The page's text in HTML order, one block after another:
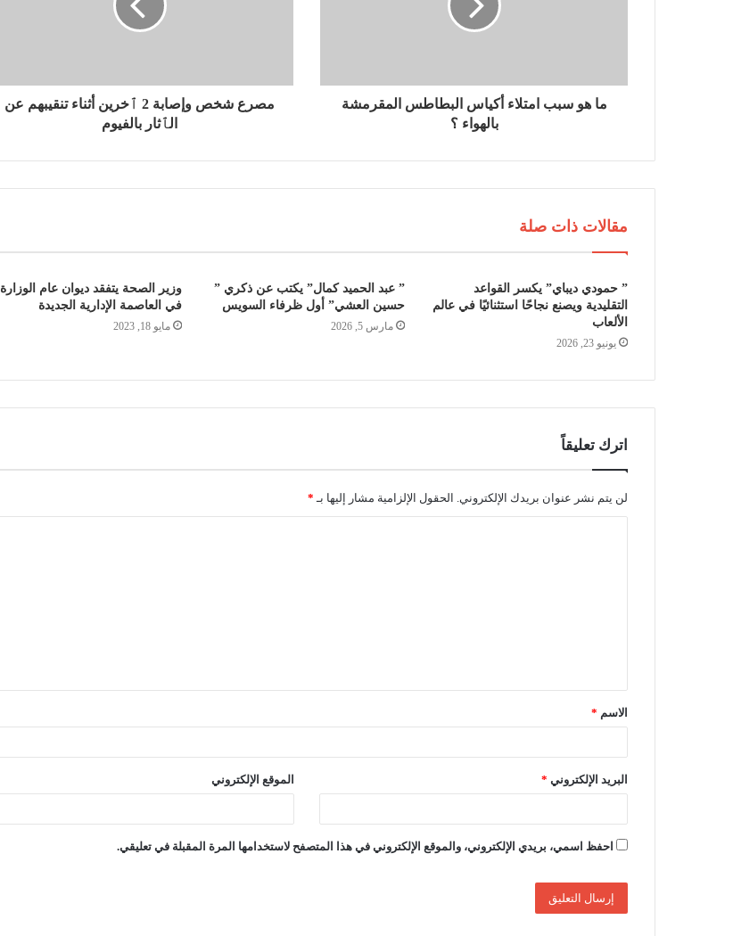
ما هو سبب امتلاء أكياس البطاطس المقرمشة
بالهواء ؟
مصرع شخص وإصابة 2 ٱخرين أثناء تنقيبهم عن
الٱثار بالفيوم
مقالات ذات صلة
” حمودي ديباي” يكسر القواعد
التقليدية ويصنع نجاحًا استثنائيًا في عالم
الألعاب
يونيو 23, 2026
” عبد الحميد كمال” يكتب عن ذكري ”
حسين العشي” أول ظرفاء السويس
مارس 5, 2026
وزير الصحة يتفقد ديوان عام الوزارة
في العاصمة الإدارية الجديدة
مايو 18, 2023
اترك تعليقاً
لن يتم نشر عنوان بريدك الإلكتروني. الحقول الإلزامية مشار إليها بـ *
ق
*الاسم *
البريد الإلكتروني * الموقع الإلكتروني
احفظ اسمي، بريدي الإلكتروني، والموقع الإلكتروني في هذا المتصفح لاستخدامها المرة المقبلة في تعليقي.